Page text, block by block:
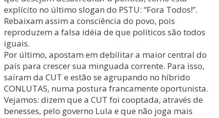
explícito no último slogan do PSTU: “Fora Todos!”.
Rebaixam assim a consciência do povo, pois
reproduzem a falsa idéia de que políticos são todos
iguais.
Por último, apostam em debilitar a maior central do
país para crescer sua minguada corrente. Para isso,
saíram da CUT e estão se agrupando no híbrido
CONLUTAS, numa postura francamente oportunista.
Vejamos: dizem que a CUT foi cooptada, através de
benesses, pelo governo Lula e que não joga mais